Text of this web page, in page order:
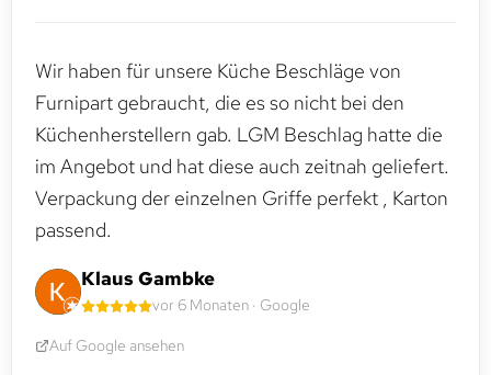
Wir haben für unsere Küche Beschläge von
Furnipart gebraucht, die es so nicht bei den
Küchenherstellern gab. LGM Beschlag hatte die
im Angebot und hat diese auch zeitnah geliefert.
Verpackung der einzelnen Griffe perfekt , Karton
passend.
Klaus Gambke
vor 6 Monaten · Google
Auf Google ansehen